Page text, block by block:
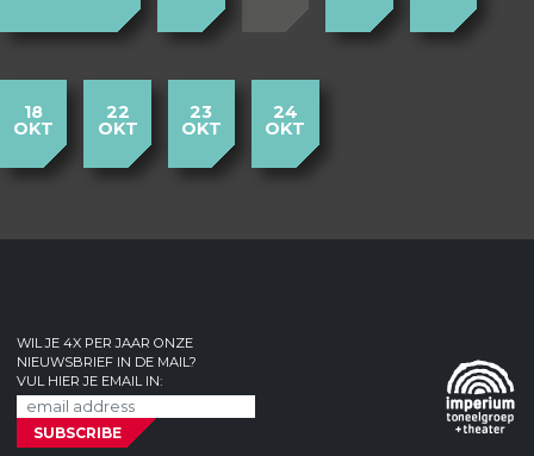
18
OKT
22
OKT
23
OKT
24
OKT
WIL JE 4X PER JAAR ONZE
NIEUWSBRIEF IN DE MAIL?
VUL HIER JE EMAIL IN: